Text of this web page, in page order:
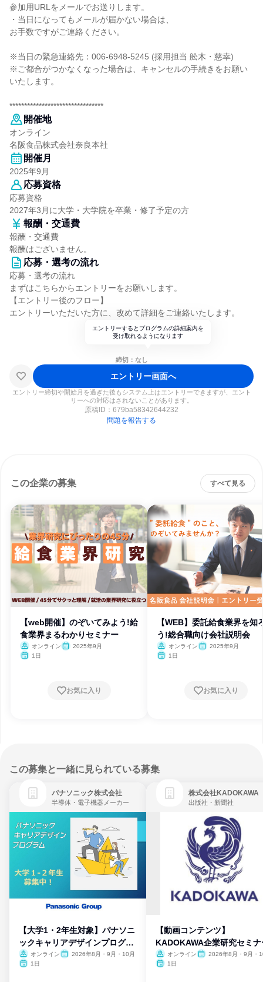
参加用URLをメールでお送りします。
・当日になってもメールが届かない場合は、
お手数ですがご連絡ください。
※当日の緊急連絡先：006-6948-5245 (採用担当 舩木・慈幸)
※ご都合がつかなくなった場合は、キャンセルの手続きをお願い
いたします。
********************************
開催地
オンライン
名阪食品株式会社奈良本社
開催月
2025年9月
応募資格
応募資格
2027年3月に大学・大学院を卒業・修了予定の方
報酬・交通費
報酬・交通費
報酬はございません。
応募・選考の流れ
応募・選考の流れ
まずはこちらからエントリーをお願いします。
【エントリー後のフロー】
エントリーいただいた方に、改めて詳細をご連絡いたします。
エントリーするとプログラムの詳細案内を
受け取れるようになります
締切：なし
エントリー画面へ
エントリー締切や開始月を過ぎた後もシステム上はエントリーできますが、エント
リーへの対応はされないことがあります。
原稿ID： 679ba58342644232
問題を報告する
この企業の募集 すべて見る
【web開催】のぞいてみよう!給
食業界まるわかりセミナー
オンライン
2025年9月
1日
お気に入り
【WEB】委託給食業界を知
う!総合職向け会社説明会
オンライン
2025年9月
1日
お気に入り
この募集と一緒に見られている募集
パナソニック株式会社
半導体・電子機器メーカー
【大学1・2年生対象】パナソニ
ックキャリアデザインプログラ
ム
オンライン
2026年8月・9月・10月
1日
株式会社KADOKAWA
出版社・新聞社
【動画コンテンツ】
KADOKAWA企業研究セミナ
オンライン
2026年8月・9月・
1日